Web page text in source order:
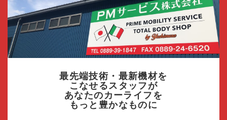
最先端技術・最新機材を
こなせるスタッフが
あなたのカーライフを
もっと豊かなものに